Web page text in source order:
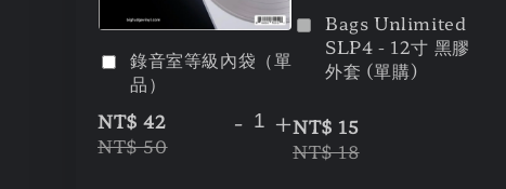
錄音室等級內袋（單
品）
NT$ 42
NT$ 50
- +
Bags Unlimited
SLP4 - 12寸 黑膠
外套 (單購)
NT$ 15
NT$ 18